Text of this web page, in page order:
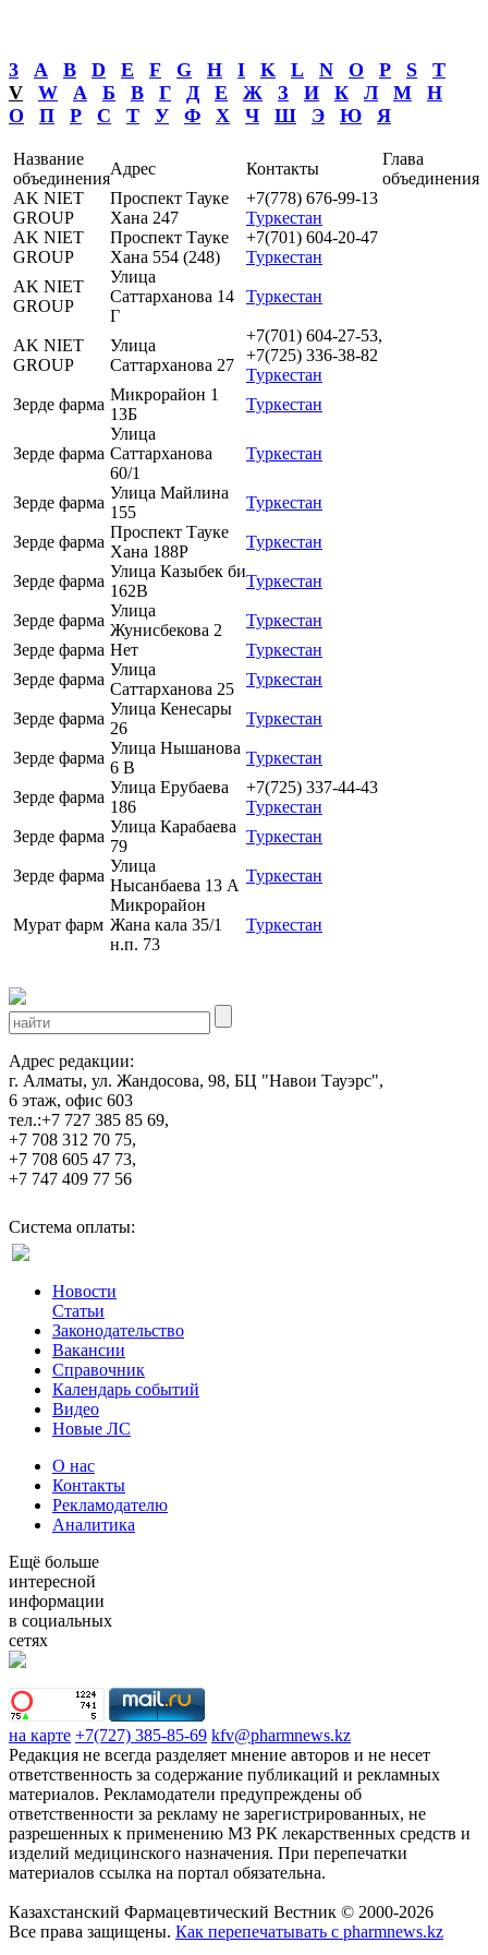
3 A B D E F G H I K L N O P S
T
V
W А Б В Г Д Е Ж З И К Л М
Н
О
П Р С Т У Ф Х Ч Ш Э Ю Я
Название
объединения
Адрес Контакты
Глава
объединения
AK NIET
GROUP
Проспект Тауке
Хана 247
+7(778) 676-99-13
Туркестан
AK NIET
GROUP
Проспект Тауке
Хана 554 (248)
+7(701) 604-20-47
Туркестан
AK NIET
GROUP
Улица
Саттарханова 14
Г
Туркестан
AK NIET
GROUP
Улица
Саттарханова 27
+7(701) 604-27-53,
+7(725) 336-38-82
Туркестан
Зерде фарма
Микрорайон 1
13Б
Туркестан
Зерде фарма
Улица
Саттарханова
60/1
Туркестан
Зерде фарма
Улица Майлина
155
Туркестан
Зерде фарма
Проспект Тауке
Хана 188Р
Туркестан
Зерде фарма
Улица Казыбек би
162В
Туркестан
Зерде фарма
Улица
Жунисбекова 2
Туркестан
Зерде фарма Нет
Туркестан
Зерде фарма
Улица
Саттарханова 25
Туркестан
Зерде фарма
Улица Кенесары
26
Туркестан
Зерде фарма
Улица Нышанова
6 В
Туркестан
Зерде фарма
Улица Ерубаева
186
+7(725) 337-44-43
Туркестан
Зерде фарма
Улица Карабаева
79
Туркестан
Зерде фарма
Улица
Нысанбаева 13 А
Туркестан
Мурат фарм
Микрорайон
Жана кала 35/1
н.п. 73
Туркестан
Адрес редакции:
г. Алматы, ул. Жандосова, 98, БЦ "Навои Тауэрс",
6 этаж, офис 603
тел.:+7 727 385 85 69,
+7 708 312 70 75,
+7 708 605 47 73,
+7 747 409 77 56
Система оплаты:
Новости
Статьи
Законодательство
Вакансии
Справочник
Календарь событий
Видео
Новые ЛС
О нас
Контакты
Рекламодателю
Аналитика
Ещё больше
интересной
информации
в социальных
сетях
на карте +7(727) 385-85-69 kfv@pharmnews.kz
Редакция не всегда разделяет мнение авторов и не несет
ответственность за содержание публикаций и рекламных
материалов. Рекламодатели предупреждены об
ответственности за рекламу не зарегистрированных, не
разрешенных к применению МЗ РК лекарственных средств и
изделий медицинского назначения. При перепечатки
материалов ссылка на портал обязательна.
Казахстанский Фармацевтический Вестник © 2000-2026
Все права защищены. Как перепечатывать с pharmnews.kz